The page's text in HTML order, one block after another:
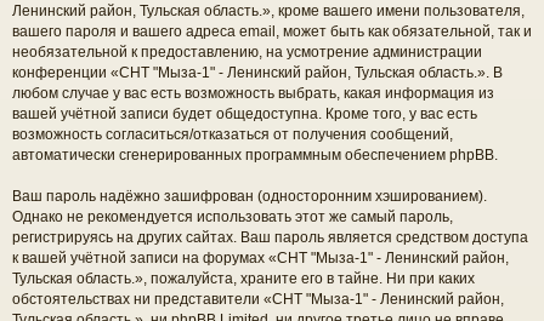
Ленинский район, Тульская область.», кроме вашего имени пользователя,
вашего пароля и вашего адреса email, может быть как обязательной, так и
необязательной к предоставлению, на усмотрение администрации
конференции «СНТ "Мыза-1" - Ленинский район, Тульская область.». В
любом случае у вас есть возможность выбрать, какая информация из
вашей учётной записи будет общедоступна. Кроме того, у вас есть
возможность согласиться/отказаться от получения сообщений,
автоматически сгенерированных программным обеспечением phpBB.
Ваш пароль надёжно зашифрован (односторонним хэшированием).
Однако не рекомендуется использовать этот же самый пароль,
регистрируясь на других сайтах. Ваш пароль является средством доступа
к вашей учётной записи на форумах «СНТ "Мыза-1" - Ленинский район,
Тульская область.», пожалуйста, храните его в тайне. Ни при каких
обстоятельствах ни представители «СНТ "Мыза-1" - Ленинский район,